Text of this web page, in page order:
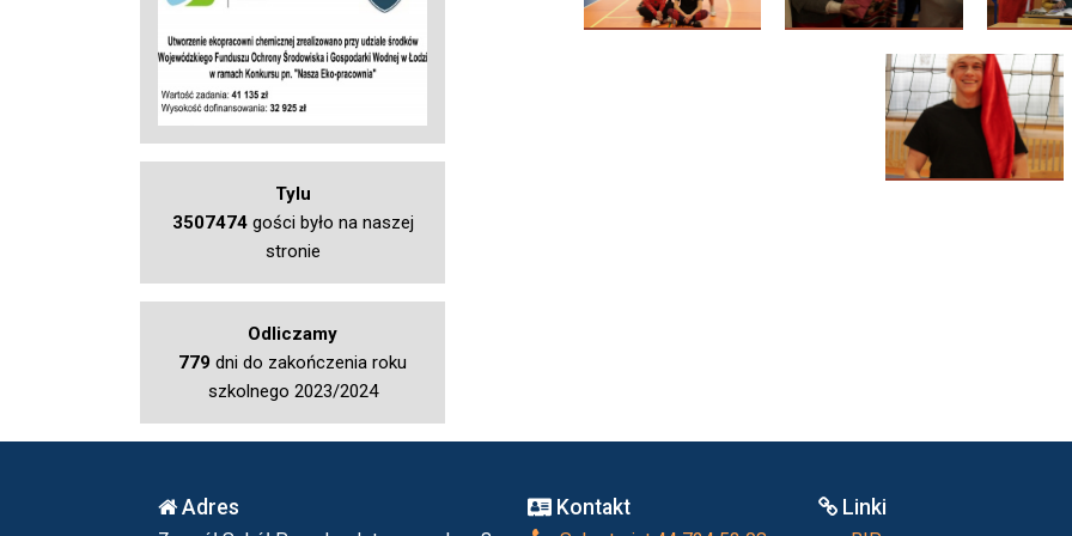
Tylu
3507474gości było na naszej
stronie
Odliczamy
779 dni do zakończenia roku
szkolnego 2023/2024
Adres Kontakt Linki